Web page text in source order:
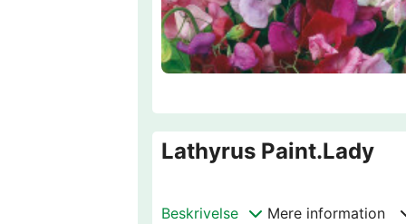
Lathyrus Paint.Lady
Beskrivelse Mere information